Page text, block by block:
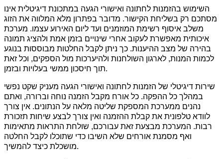
השימוש בהזמנות לחתונה ואישורי הגעה במתכונת דיגיטלית אינו
מסתכם רק בשליחת הקישור. מדובר בפתרון מלא המלווה את הזוג
משלב איסוף רשימת המוזמנים ועד ליום האירוע עצמו. מערכת
איכותית מאפשרת לעקוב אחרי שינויים בזמן אמת ולהציג תמונה
בהירה של מצב ההיענות. כך ניתן לקבל החלטות מבוססות בנוגע
לכמות המנות, לארגון השולחנות ולהיערכות מול הספקים, וכל זאת
תוך חיסכון ממשי בעלויות ובזמן.
שירות דיגיטלי של הזמנות לחתונה ואישורי הגעה מעניק שקט נפשי
במהלך כל ההפקה. כל אורח מקבל הזמנה נוחה וברורה, ואתם
נהנים ממערכת המספקת שליטה מלאה על הנתונים. אין צורך
לוודא טלפונית את קבלת ההזמנה ואין צורך לבצע שיחות תזכורת
רבות. המערכת מבצעת זאת עבורכם, שולחת התראות מתאימות
ואף מסמנת אורחים שלא השיבו כדי שתוכלו לקבל החלטה
מושכלת כיצד להמשיך.